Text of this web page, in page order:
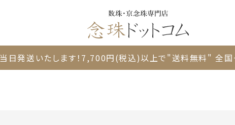
当日発送いたします！ 7,700円(税込)以上で"送料無料" 全国